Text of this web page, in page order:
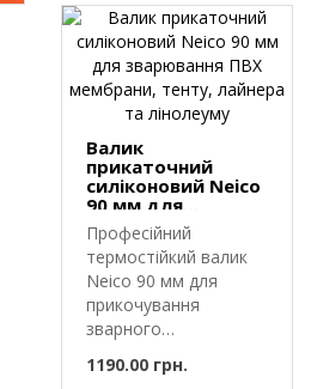
Валик
прикаточний
силіконовий Neico
90 мм для
зварювання ПВХ
мембрани, тенту,
лайнера та
лінолеуму
Професійний
термостійкий валик
Neico 90 мм для
прикочування
зварного
силіконовий вал..
1190.00 грн.